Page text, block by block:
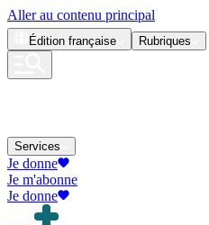
Aller au contenu principal
Édition française Rubriques
Services
Je donne
Je m'abonne
Je donne